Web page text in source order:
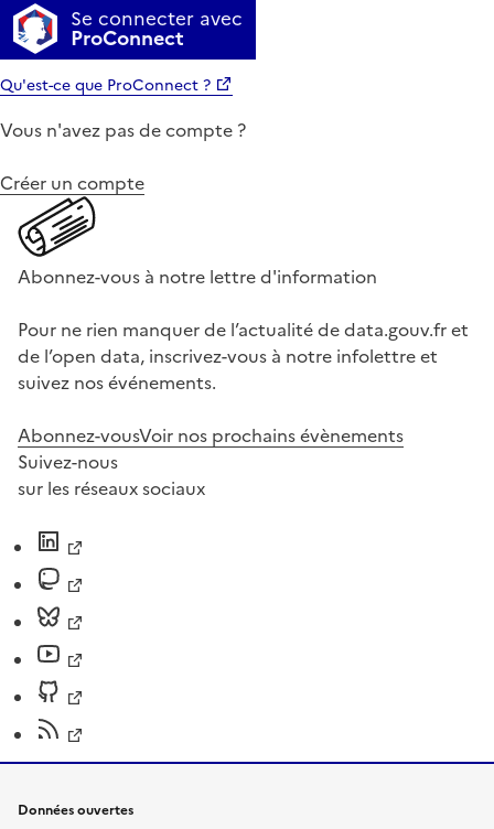
Se connecter avec
ProConnect
Qu'est-ce que ProConnect ?
Vous n'avez pas de compte ?
Créer un compte
Abonnez-vous à notre lettre d'information
Pour ne rien manquer de l’actualité de data.gouv.fr et
de l’open data, inscrivez-vous à notre infolettre et
suivez nos événements.
Abonnez-vousVoir nos prochains évènements
Suivez-nous
sur les réseaux sociaux
Données ouvertes